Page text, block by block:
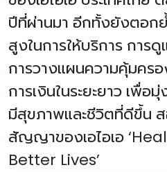
ปีที่ผ่านมา อีกทั้งยังตอก
สูงในการให้บริการ การ
การวางแผนความคุ้มคร
การเงินในระยะยาว เพื่
มีสุขภาพและชีวิตที่ดีขึ้น
สัญญาของเอไอเอ
Better Lives’